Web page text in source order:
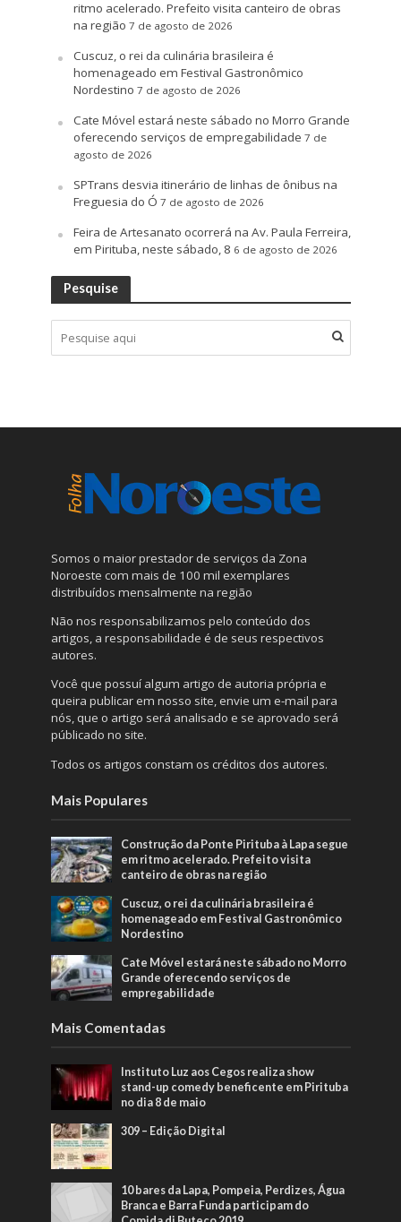
ritmo acelerado. Prefeito visita canteiro de obras
na região 7 de agosto de 2026
Cuscuz, o rei da culinária brasileira é
homenageado em Festival Gastronômico
Nordestino 7 de agosto de 2026
Cate Móvel estará neste sábado no Morro Grande
oferecendo serviços de empregabilidade 7 de
agosto de 2026
SPTrans desvia itinerário de linhas de ônibus na
Freguesia do Ó 7 de agosto de 2026
Feira de Artesanato ocorrerá na Av. Paula Ferreira,
em Pirituba, neste sábado, 8 6 de agosto de 2026
Pesquise
Somos o maior prestador de serviços da Zona
Noroeste com mais de 100 mil exemplares
distribuídos mensalmente na região
Não nos responsabilizamos pelo conteúdo dos
artigos, a responsabilidade é de seus respectivos
autores.
Você que possuí algum artigo de autoria própria e
queira publicar em nosso site, envie um e-mail para
nós, que o artigo será analisado e se aprovado será
públicado no site.
Todos os artigos constam os créditos dos autores.
Mais Populares
Construção da Ponte Pirituba à Lapa segue
em ritmo acelerado. Prefeito visita
canteiro de obras na região
Cuscuz, o rei da culinária brasileira é
homenageado em Festival Gastronômico
Nordestino
Cate Móvel estará neste sábado no Morro
Grande oferecendo serviços de
empregabilidade
Mais Comentadas
Instituto Luz aos Cegos realiza show
stand-up comedy beneficente em Pirituba
no dia 8 de maio
309 – Edição Digital
10 bares da Lapa, Pompeia, Perdizes, Água
Branca e Barra Funda participam do